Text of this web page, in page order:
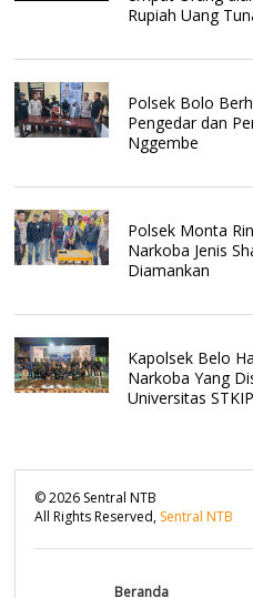
Rupiah Uang
Polsek Bolo
Pengedar dan
Nggembe
Polsek Monta
Narkoba Jenis
Diamankan
Kapolsek Belo
Narkoba Yang
Universitas
©2026 Sentral NTB
All Rights Reserved, Sentral NTB
Beranda